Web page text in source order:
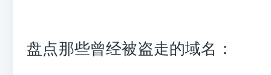
盘点那些曾经被盗走的域名：